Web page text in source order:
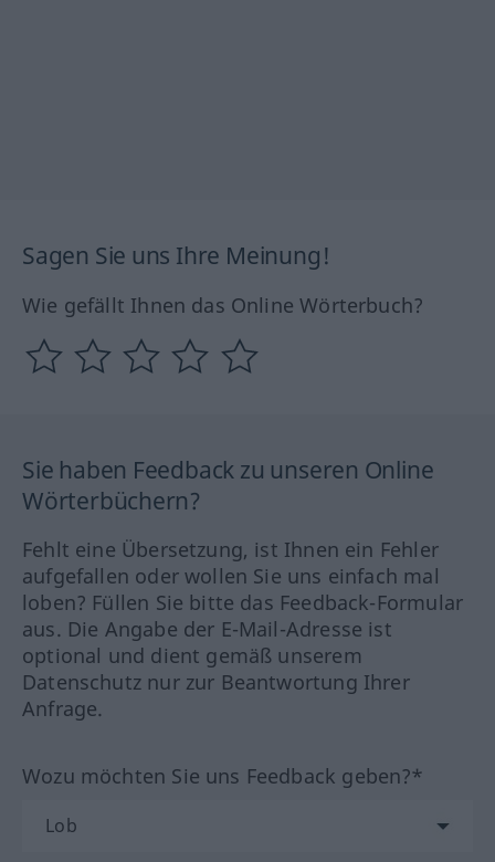
Sagen Sie uns Ihre Meinung!
Wie gefällt Ihnen das Online Wörterbuch?
Sie haben Feedback zu unseren Online
Wörterbüchern?
Fehlt eine Übersetzung, ist Ihnen ein Fehler
aufgefallen oder wollen Sie uns einfach mal
loben? Füllen Sie bitte das Feedback-Formular
aus. Die Angabe der E-Mail-Adresse ist
optional und dient gemäß unserem
Datenschutz nur zur Beantwortung Ihrer
Anfrage.
Wozu möchten Sie uns Feedback geben?*